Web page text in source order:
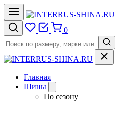
0
Главная
Шины
По сезону